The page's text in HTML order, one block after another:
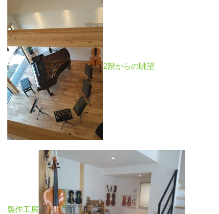
2階からの眺望
製作工房